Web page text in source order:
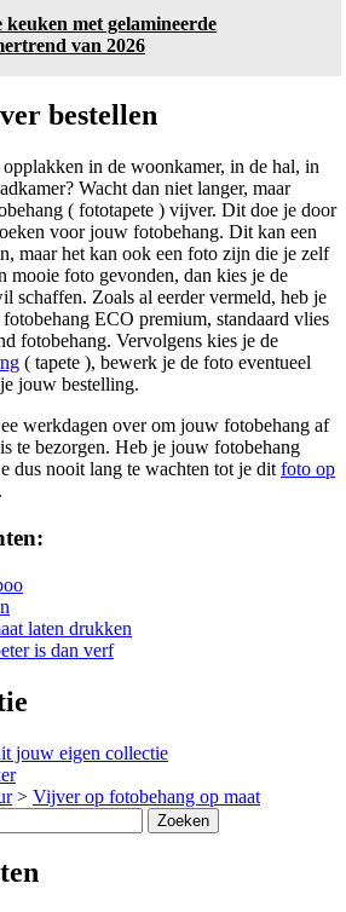
met gelamineerde
van 2026
bestellen
in de woonkamer, in de hal, in
Wacht dan niet langer, maar
( fototapete ) vijver. Dit doe je door
voor jouw fotobehang. Dit kan een
maar het kan ook een foto zijn die je zelf
mooie foto gevonden, dan kies je de
schaffen. Zoals al eerder vermeld, heb je
ECO premium, standaard vlies
fotobehang. Vervolgens kies je de
( tapete ), bewerk je de foto eventueel
jouw bestelling.
werkdagen over om jouw fotobehang af
te bezorgen. Heb je jouw fotobehang
dus nooit lang te wachten tot je dit foto op
laten drukken
is dan verf
jouw eigen collectie
> Vijver op fotobehang op maat